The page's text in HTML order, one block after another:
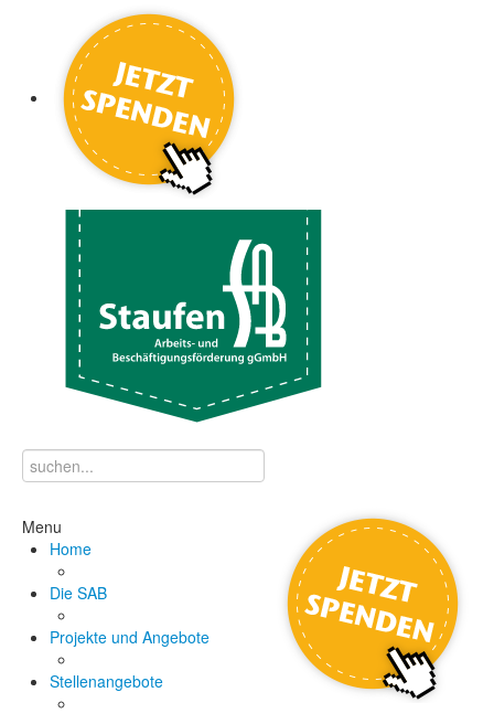
Menu
Home
Die SAB
Projekte und Angebote
Stellenangebote